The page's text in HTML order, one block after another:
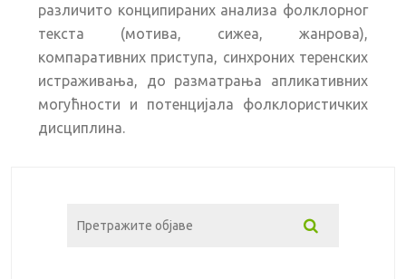
различито конципираних анализа фолклорног
текста (мотива, сижеа, жанрова),
компаративних приступа, синхроних теренских
истраживања, до разматрања апликативних
могућности и потенцијала фолклористичких
дисциплина.